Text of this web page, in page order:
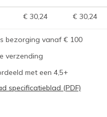
€ 30,24 € 30,24
bezorging vanaf € 100
verzending
met een 4,5+
specificatieblad (PDF)